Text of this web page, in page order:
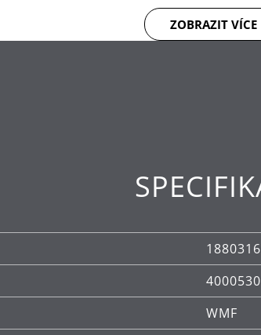
vylepšenou ergonomií a
pouze na běžné domácí
ZOBRAZIT VÍCE
WMF